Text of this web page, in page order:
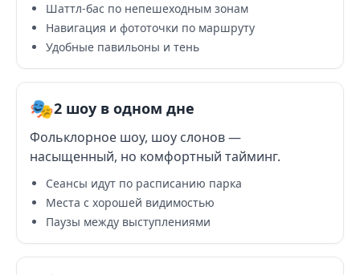
Шаттл-бас по непешеходным зонам
Навигация и фототочки по маршруту
Удобные павильоны и тень
🎭2 шоу в одном дне
Фольклорное шоу, шоу слонов —
насыщенный, но комфортный тайминг.
Сеансы идут по расписанию парка
Места с хорошей видимостью
Паузы между выступлениями